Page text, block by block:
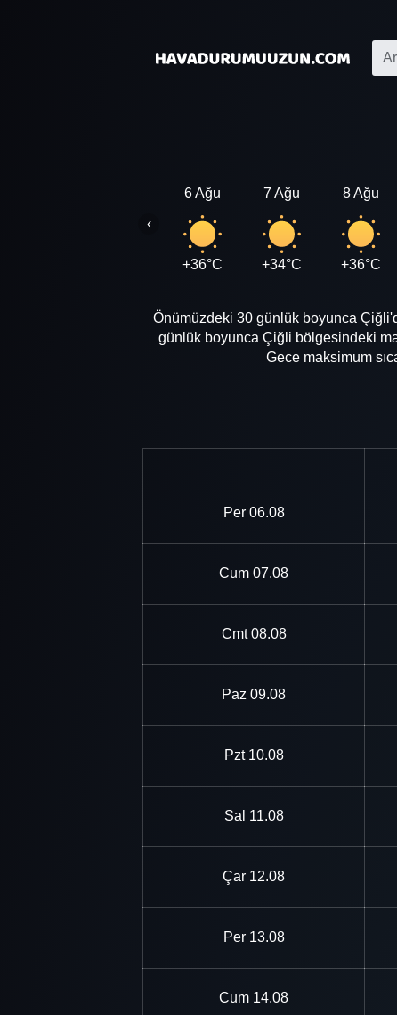
6 Ağu
+36°C
7 Ağu
+34°C
8 Ağu
+36°C
‹
Önümüzdeki 30 günlük boyunca
günlük boyunca Çiğli bölgesindeki
Gece maksimum
Per 06.08
Cum 07.08
Cmt 08.08
Paz 09.08
Pzt 10.08
Sal 11.08
Çar 12.08
Per 13.08
Cum 14.08